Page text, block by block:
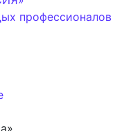
профессионалов